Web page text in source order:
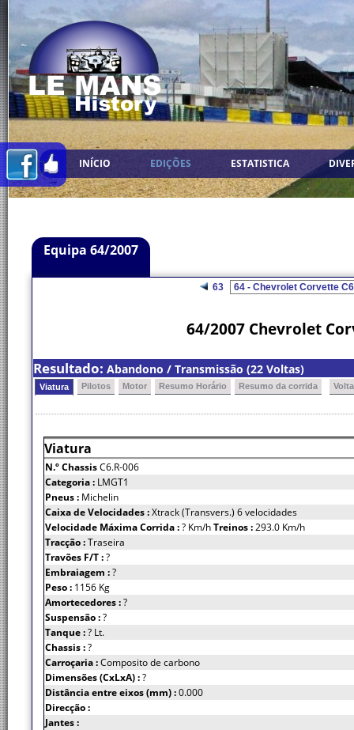
INÍCIO EDIÇÕES ESTATISTICA
Equipa 64/2007
63
64/2007 Chevrolet
Resultado: Abandono / Transmissão (22 Voltas)
Viatura Pilotos Motor Resumo Horário Resumo da corrida
Viatura
N.º ChassisC6.R-006
Categoria : LMGT1
Pneus : Michelin
Caixa de Velocidades :Xtrack (Transvers.) 6 velocidades
Velocidade Máxima Corrida :? Km/hTreinos :293.0 Km/h
Tracção :Traseira
Travões F/T :?
Embraiagem :?
Peso : 1156 Kg
Amortecedores :?
Suspensão :?
Tanque :? Lt.
Chassis :?
Carroçaria :Composito de carbono
Dimensões (CxLxA) :?
Distância entre eixos (mm) :0.000
Direcção :
Jantes :